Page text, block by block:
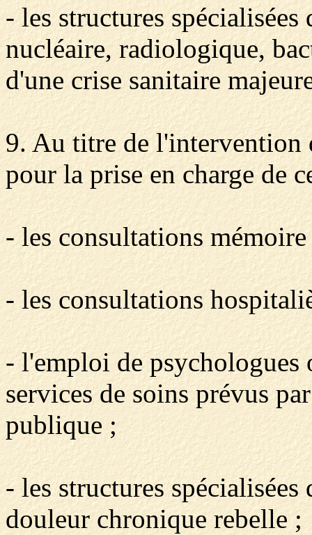
- les structures
nucléaire, radiologique,
d'une crise sanitaire
9. Au titre de l'intervention
pour la prise en charge de
- les consultations
- les consultations
- l'emploi de psychologues
services de soins prévus
publique ;
- les structures spécialisées
douleur chronique rebelle ;